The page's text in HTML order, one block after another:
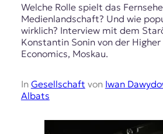
Welche Rolle spielt das
Medienlandschaft? Und wie
wirklich? Interview mit dem
Konstantin Sonin von der Higher
Economics, Moskau.
In Gesellschaft von Iwan
Albats